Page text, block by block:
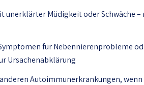
unerklärter Müdigkeit oder Schwäche
für Nebennierenprobleme
Ursachenabklärung
Autoimmunerkrankungen, wenn